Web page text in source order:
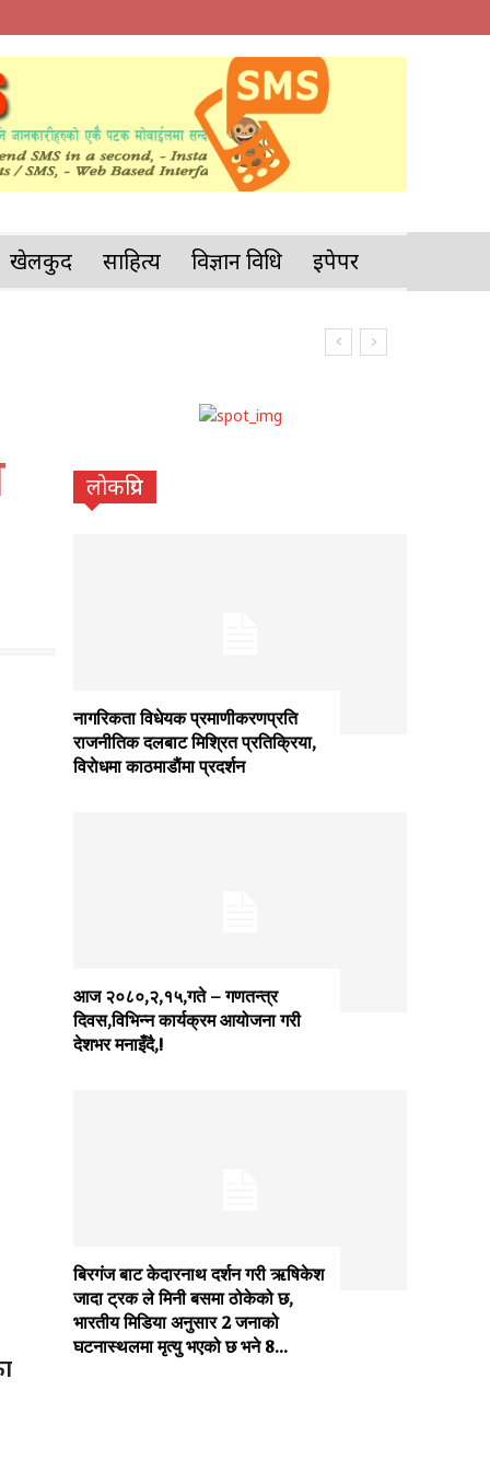
खेलकुद साहित्य विज्ञान प्रविधि इपेपर
लोकप्रिय
नागरिकता विधेयक प्रमाणीकरणप्रति
राजनीतिक दलबाट मिश्रित प्रतिक्रिया,
विराेधमा काठमाडाैंमा प्रदर्शन
आज २०८०,२,१५,गते – गणतन्त्र
दिवस,विभिन्न कार्यक्रम आयोजना गरी
देशभर मनाइँदै,!
बिरगंज बाट केदारनाथ दर्शन गरी ऋषिकेश
जादा ट्रक ले मिनी बसमा ठोकेको छ,
भारतीय मिडिया अनुसार 2 जनाको
घटनास्थलमा मृत्यु भएको छ भने 8...